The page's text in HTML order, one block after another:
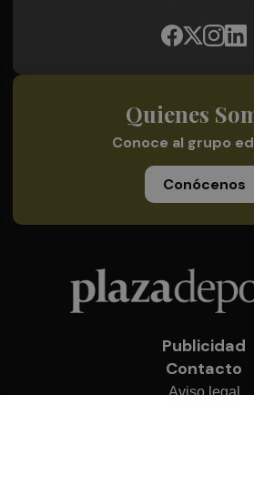
Quienes
Conoce al grupo
Conócenos
Publicidad
Contacto
Aviso legal